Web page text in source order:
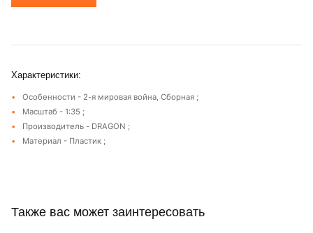
Характеристики:
Особенности - 2-я мировая война, Сборная ;
Масштаб - 1:35 ;
Производитель - DRAGON ;
Материал - Пластик ;
Также вас может заинтересовать